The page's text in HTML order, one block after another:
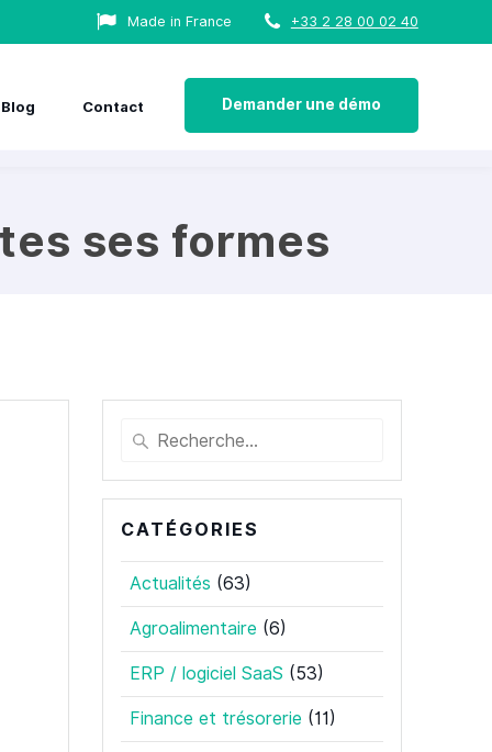
Made in France +33 2 28 00 02 40
Blog Contact Demander une démo
ses formes
Recherche
:
CATÉGORIES
Actualités (63)
Agroalimentaire (6)
ERP / logiciel SaaS (53)
Finance et trésorerie (11)